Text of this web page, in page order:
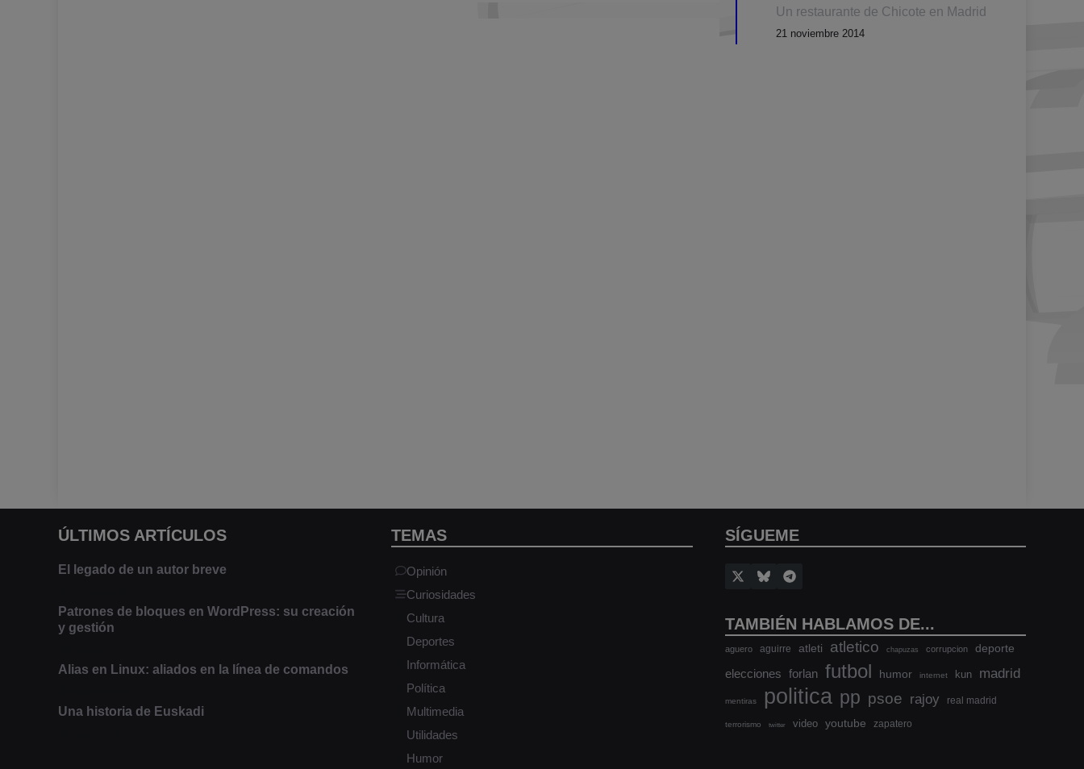
Un restaurante de Chicote en Madrid
21 noviembre 2014
ÚLTIMOS ARTÍCULOS
El legado de un autor breve
Patrones de bloques en WordPress: su creación
y gestión
Alias en Linux: aliados en la línea de comandos
Una historia de Euskadi
TEMAS
Opinión
Curiosidades
Cultura
Deportes
Informática
Política
Multimedia
Utilidades
Humor
SÍGUEME
TAMBIÉN HABLAMOS DE...
aguero aguirre atleti atletico chapuzas corrupcion deporte
elecciones forlan futbol humor internet kun madrid
mentiras politica pp psoe rajoy real madrid
terrorismo twitter video youtube zapatero